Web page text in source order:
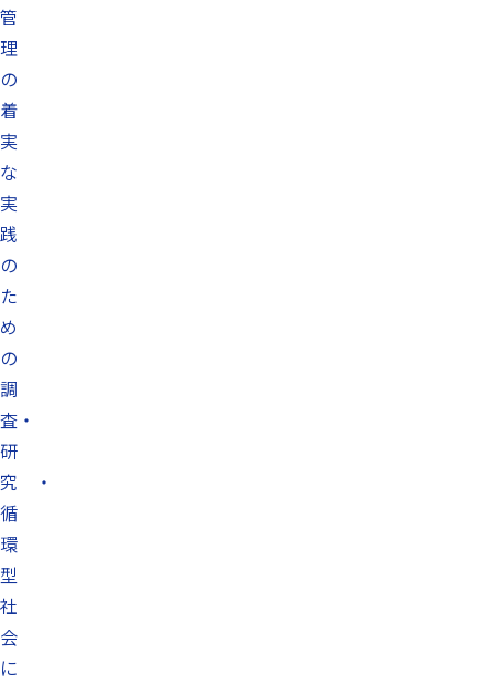
管
理
の
着
実
な
実
践
の
た
め
の
調
査・
研
究 ・
循
環
型
社
会
に